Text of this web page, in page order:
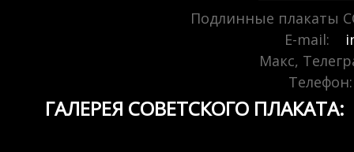
Подлинные плакаты
E-mail:
Макс,
Телефон:
ГАЛЕРЕЯ СОВЕТСКОГО ПЛАКАТА: